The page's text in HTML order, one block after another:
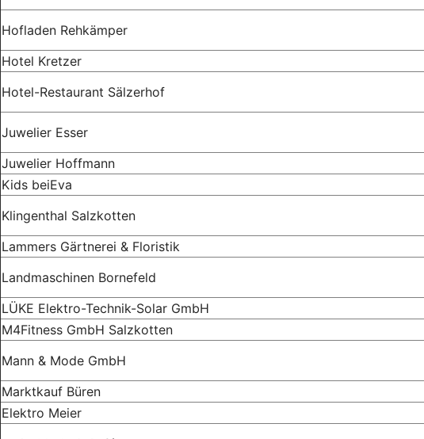
Hofladen Rehkämper
Hotel Kretzer
Hotel-Restaurant Sälzerhof
Juwelier Esser
Juwelier Hoffmann
Kids beiEva
Klingenthal Salzkotten
Lammers Gärtnerei & Floristik
Landmaschinen Bornefeld
LÜKE Elektro-Technik-Solar GmbH
M4Fitness GmbH Salzkotten
Mann & Mode GmbH
Marktkauf Büren
Elektro Meier